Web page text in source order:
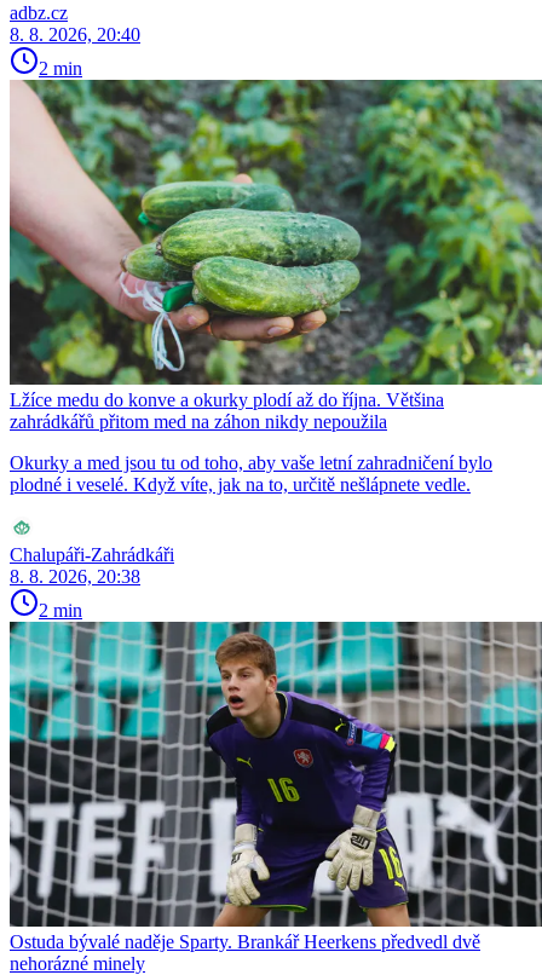
adbz.cz
8. 8. 2026, 20:40
2 min
Lžíce medu do konve a okurky plodí až do října. Většina
zahrádkářů přitom med na záhon nikdy nepoužila
Okurky a med jsou tu od toho, aby vaše letní zahradničení bylo
plodné i veselé. Když víte, jak na to, určitě nešlápnete vedle.
Chalupáři-Zahrádkáři
8. 8. 2026, 20:38
2 min
Ostuda bývalé naděje Sparty. Brankář Heerkens předvedl dvě
nehorázné minely